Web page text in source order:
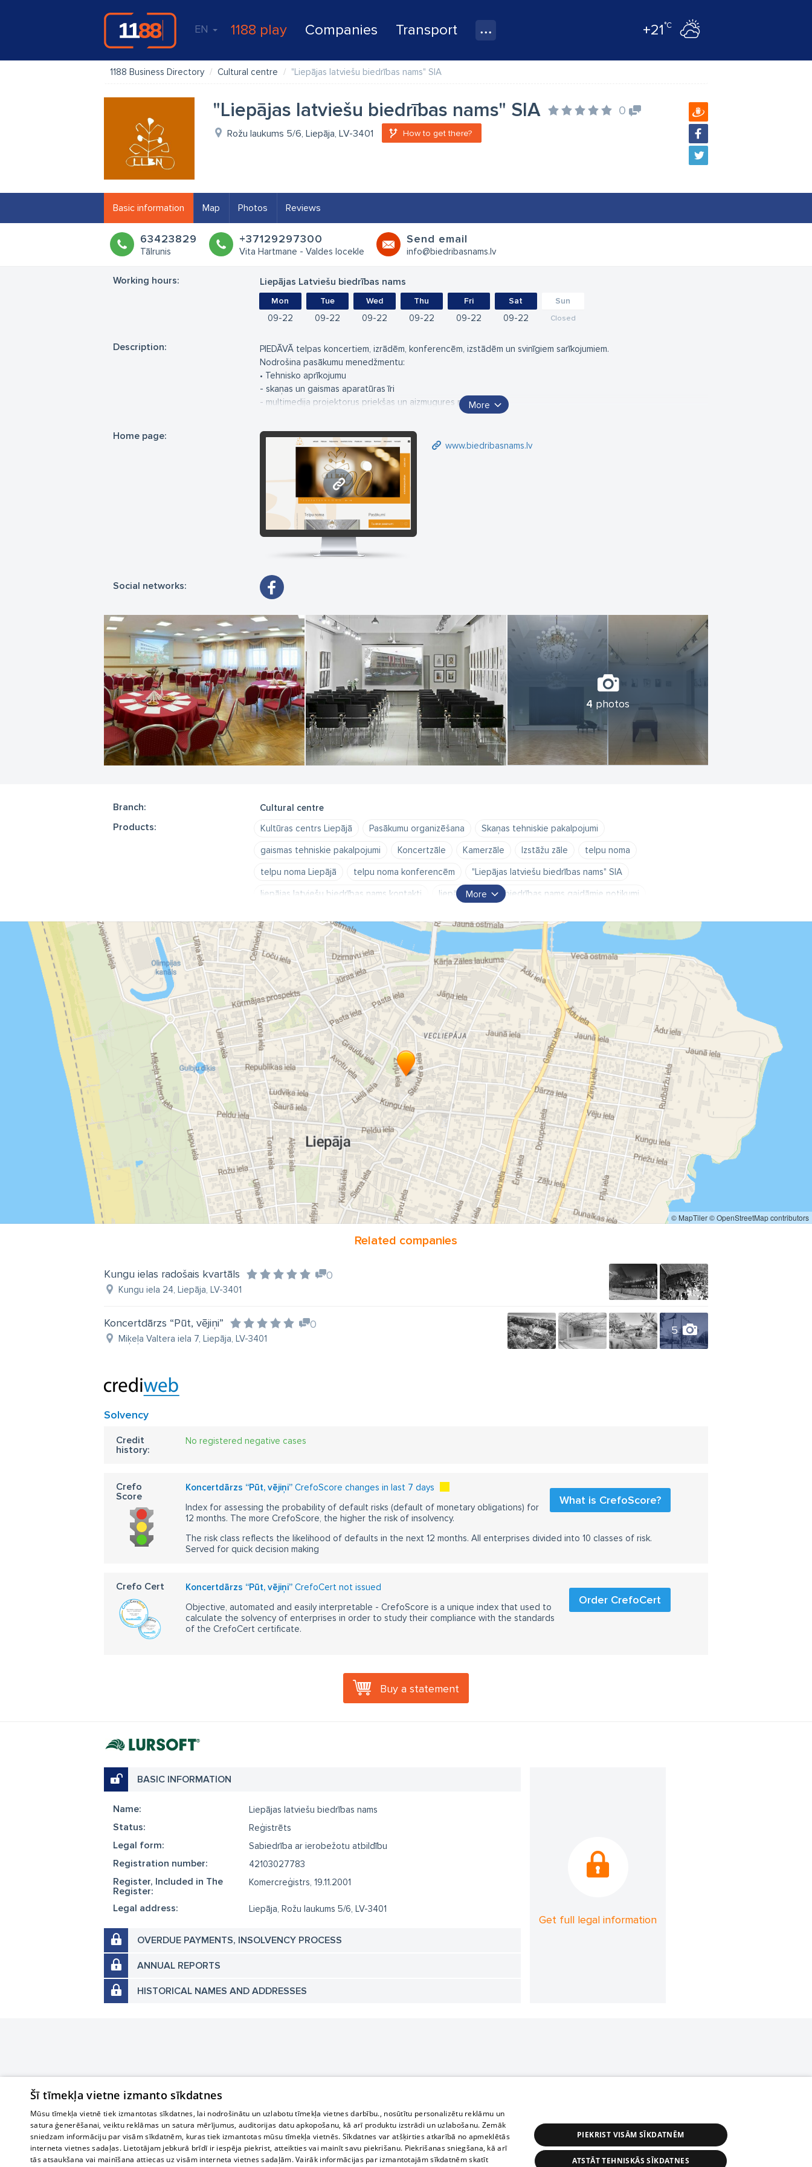
EN 1188 play Companies Transport +21°C
1188 Business Directory Cultural centre "Liepājas latviešu biedrības nams" SIA
"Liepājas latviešu biedrības nams" SIA 0
Rožu laukums 5/6, Liepāja, LV-3401 How to get there?
Basic information Map Photos Reviews
63423829
Tālrunis
+37129297300
Vita Hartmane - Valdes locekle
Send email
info@biedribasnams.lv
Working hours: Liepājas Latviešu biedrības nams
Mon
09 22
Tue
09 22
Wed
09 22
Thu
09 22
Fri
09 22
Sat
09 22
Sun
Closed
Description:
PIEDĀVĀ telpas koncertiem, izrādēm, konferencēm, izstādēm un svinīgiem sarīkojumiem.
Nodrošina pasākumu menedžmentu:
• Tehnisko aprīkojumu
- skaņas un gaismas aparatūras īri
- multimedija projektorus priekšas un aizmugures projekcijai
• Inventāra nomu
- podestūras, krēslu un galdu īre
• Afišu izvietošanu pilsētā
• Dalībnieku reģistrāciju
• Biļešu tirdzniecību un kontroli
• Apsardzes pakalpojumus
• Pilnu pasākumu apkalpošanu
- tehniskie darbinieki, garderobe, telpu uzkopšana u.c.
More
Home page:
www.biedribasnams.lv
www.biedribasnams.lv
Social networks:
4 photos
Branch: Cultural centre
Products: Kultūras centrs Liepājā Pasākumu organizēšana
Skaņas tehniskie pakalpojumi
gaismas tehniskie pakalpojumi
Koncertzāle Kamerzāle Izstāžu zāle
telpu noma
telpu noma Liepājā
telpu noma konferencēm
"Liepājas latviešu biedrības nams" SIA
liepājas latviešu biedrības nams kontakti
liepājas latviešu biedrības nams gaidāmie notikumi
More
© MapTiler© OpenStreetMap contributors
Related companies
Kungu ielas radošais kvartāls 0
Kungu iela 24, Liepāja, LV-3401
Koncertdārzs “Pūt, vējiņi” 0
Miķeļa Valtera iela 7, Liepāja, LV-3401
5
Solvency
Credit
history:
No registered negative cases
Crefo
Score
Koncertdārzs “Pūt, vējiņi” CrefoScore changes in last 7 days
What is CrefoScore?
Index for assessing the probability of default risks (default of monetary obligations) for
12 months. The more CrefoScore, the higher the risk of insolvency.
The risk class reflects the likelihood of defaults in the next 12 months. All enterprises divided into 10 classes of risk.
Served for quick decision making
Crefo Cert Koncertdārzs “Pūt, vējiņi” CrefoCert not issued
Order CrefoCert
Objective, automated and easily interpretable - CrefoScore is a unique index that used to
calculate the solvency of enterprises in order to study their compliance with the standards
of the CrefoCert certificate.
Buy a statement
BASIC INFORMATION
Name: Liepājas latviešu biedrības nams
Status: Reģistrēts
Legal form: Sabiedrība ar ierobežotu atbildību
Registration number: 42103027783
Register, Included in The
Register:
Komercreģistrs, 19.11.2001
Legal address: Liepāja, Rožu laukums 5/6, LV-3401
OVERDUE PAYMENTS, INSOLVENCY PROCESS
ANNUAL REPORTS
HISTORICAL NAMES AND ADDRESSES
Get full legal information
Šī tīmekļa vietne izmanto sīkdatnes
Mūsu tīmekļa vietnē tiek izmantotas sīkdatnes, lai nodrošinātu un uzlabotu tīmekļa vietnes darbību., nosūtītu personalizētu reklāmu un
satura ģenerēšanai, veiktu reklāmas un satura mērījumus, auditorijas datu apkopošanu, kā arī produktu izstrādi un uzlabošanu. Zemāk
sniedzam informāciju par visām sīkdatnēm, kuras tiek izmantotas mūsu tīmekļa vietnēs. Sīkdatnes var atšķirties atkarībā no apmeklētās
interneta vietnes sadaļas. Lietotājam jebkurā brīdī ir iespēja piekrist, atteikties vai mainīt savu piekrišanu. Piekrišanas sniegšana, kā arī
tās atsaukšana vai mainīšana attiecas uz visām interneta vietnes sadaļām. Vairāk informācijas par izmantotajām sīkdatnēm skatīt
PIEKRIST VISĀM SĪKDATNĒM
ATSTĀT TEHNISKĀS SĪKDATNES